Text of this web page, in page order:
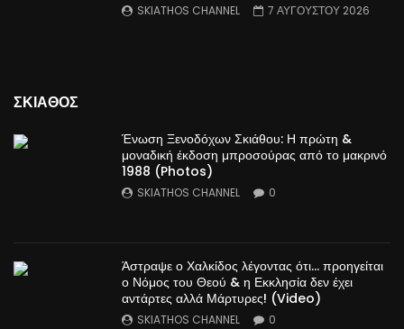
SKIATHOS CHANNEL 7 ΑΥΓΟΥΣΤΟΥ 2026
ΣΚΙΑΘΟΣ
Ένωση Ξενοδόχων Σκιάθου: Η πρώτη &
μοναδική έκδοση μπροσούρας από το μακρινό
1988 (Photos)
SKIATHOS CHANNEL 0
Άστραψε ο Χαλκίδος λέγοντας ότι… προηγείται
ο Νόμος του Θεού & η Εκκλησία δεν έχει
αντάρτες αλλά Μάρτυρες! (Video)
SKIATHOS CHANNEL 0